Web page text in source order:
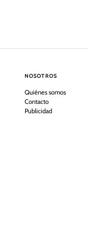
NOSOTROS
Quiénes somos
Contacto
Publicidad